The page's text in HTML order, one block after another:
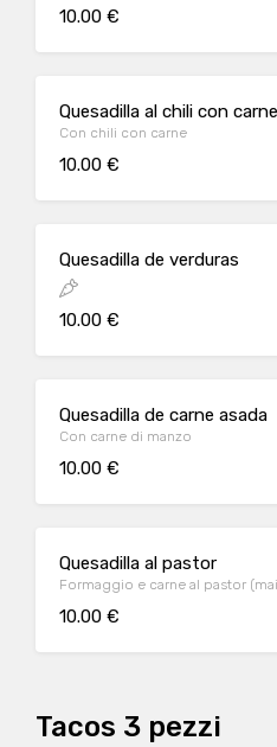
10.00 €
Quesadilla al chili con carne
Con chili con carne
10.00 €
Quesadilla de verduras
10.00 €
Quesadilla de carne asada
Con carne di manzo
10.00 €
Quesadilla al pastor
Formaggio e carne al pastor
10.00 €
Tacos 3 pezzi